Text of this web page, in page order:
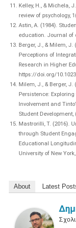
Kelley, H., & Michela,
review of psychology,
Astin, A. (1984).
education. Journal of
Berger, J., & Milem, J.
Perceptions of
Research in Higher
https://doi.org/
Milem, J., & Berger,
Persistence: Exploring
Involvement and
Student Development,
Mastrorilli, T. (2016).
through Student
Educational
University of New
About Latest